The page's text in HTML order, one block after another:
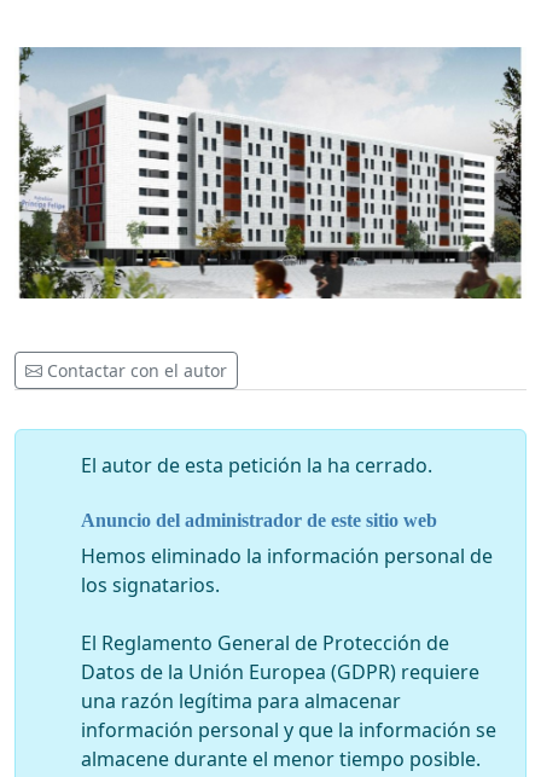
Contactar con el autor
El autor de esta petición la ha cerrado.
Anuncio del administrador de este sitio web
Hemos eliminado la información personal de
los signatarios.
El Reglamento General de Protección de
Datos de la Unión Europea (GDPR) requiere
una razón legítima para almacenar
información personal y que la información se
almacene durante el menor tiempo posible.